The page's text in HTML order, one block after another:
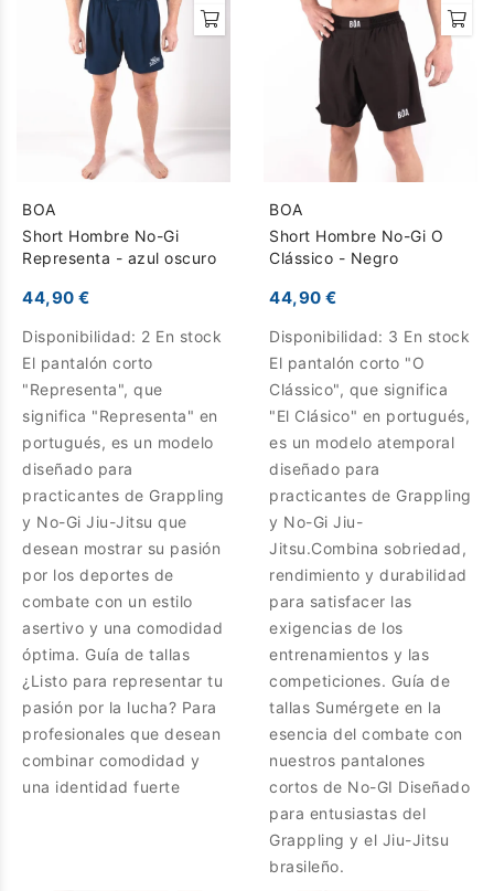
BOA
Short Hombre No-Gi
Representa - azul oscuro
44,90 €
Disponibilidad: 2 En stock
El pantalón corto
"Representa", que
significa "Representa" en
portugués, es un modelo
diseñado para
practicantes de Grappling
y No-Gi Jiu-Jitsu que
desean mostrar su pasión
por los deportes de
combate con un estilo
asertivo y una comodidad
óptima. Guía de tallas
¿Listo para representar tu
pasión por la lucha? Para
profesionales que desean
combinar comodidad y
una identidad fuerte
BOA
Short Hombre No-Gi O
Clássico - Negro
44,90 €
Disponibilidad: 3 En stock
El pantalón corto "O
Clássico", que significa
"El Clásico" en portugués,
es un modelo atemporal
diseñado para
practicantes de Grappling
y No-Gi Jiu-
Jitsu.Combina sobriedad,
rendimiento y durabilidad
para satisfacer las
exigencias de los
entrenamientos y las
competiciones. Guía de
tallas Sumérgete en la
esencia del combate con
nuestros pantalones
cortos de No-GI Diseñado
para entusiastas del
Grappling y el Jiu-Jitsu
brasileño.